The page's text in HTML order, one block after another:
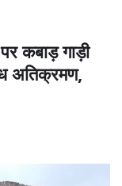
कबाड़ गाड़ी
अतिक्रमण,